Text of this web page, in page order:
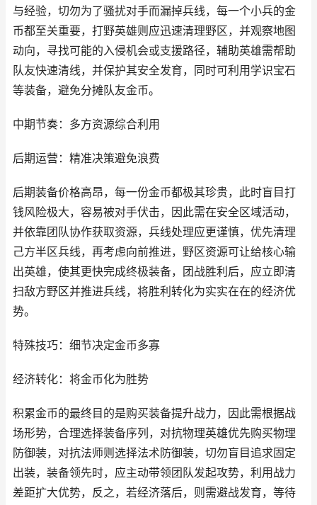
与经验，切勿为了骚扰对手而漏掉兵线，每一个小兵的金
币都至关重要，打野英雄则应迅速清理野区，并观察地图
动向，寻找可能的入侵机会或支援路径，辅助英雄需帮助
队友快速清线，并保护其安全发育，同时可利用学识宝石
等装备，避免分摊队友金币。
中期节奏：多方资源综合利用
后期运营：精准决策避免浪费
后期装备价格高昂，每一份金币都极其珍贵，此时盲目打
钱风险极大，容易被对手伏击，因此需在安全区域活动，
并依靠团队协作获取资源，兵线处理应更谨慎，优先清理
己方半区兵线，再考虑向前推进，野区资源可让给核心输
出英雄，使其更快完成终极装备，团战胜利后，应立即清
扫敌方野区并推进兵线，将胜利转化为实实在在的经济优
势。
特殊技巧：细节决定金币多寡
经济转化：将金币化为胜势
积累金币的最终目的是购买装备提升战力，因此需根据战
场形势，合理选择装备序列，对抗物理英雄优先购买物理
防御装，对抗法师则选择法术防御装，切勿盲目追求固定
出装，装备领先时，应主动带领团队发起攻势，利用战力
差距扩大优势，反之，若经济落后，则需避战发育，等待